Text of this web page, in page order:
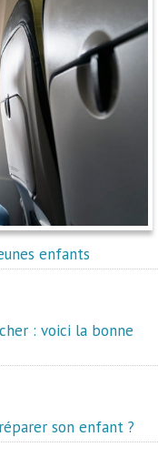
enfants
: voici la bonne
son enfant ?